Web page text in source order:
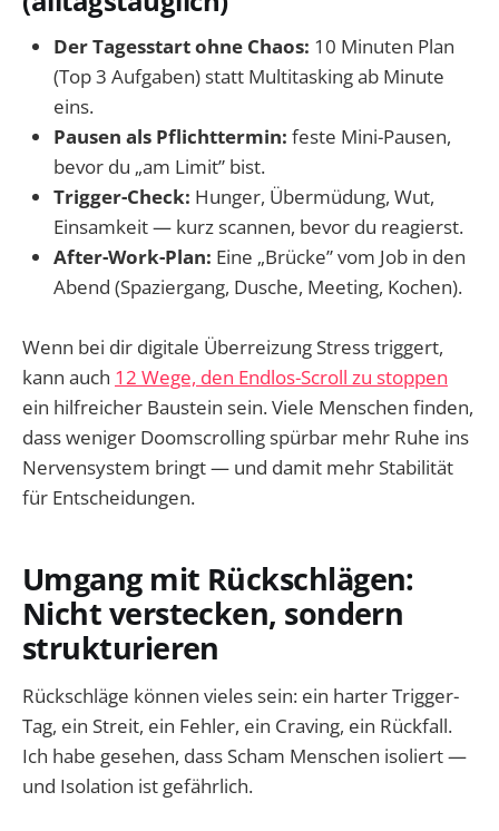
Der Tagesstart ohne Chaos: 10 Minuten Plan
(Top 3 Aufgaben) statt Multitasking ab Minute
eins.
Pausen als Pflichttermin: feste Mini-Pausen,
bevor du „am Limit” bist.
Trigger-Check: Hunger, Übermüdung, Wut,
Einsamkeit — kurz scannen, bevor du reagierst.
After-Work-Plan: Eine „Brücke” vom Job in den
Abend (Spaziergang, Dusche, Meeting, Kochen).
Wenn bei dir digitale Überreizung Stress triggert,
kann auch 12 Wege, den Endlos-Scroll zu stoppen
ein hilfreicher Baustein sein. Viele Menschen finden,
dass weniger Doomscrolling spürbar mehr Ruhe ins
Nervensystem bringt — und damit mehr Stabilität
für Entscheidungen.
Umgang mit Rückschlägen:
Nicht verstecken, sondern
strukturieren
Rückschläge können vieles sein: ein harter Trigger-
Tag, ein Streit, ein Fehler, ein Craving, ein Rückfall.
Ich habe gesehen, dass Scham Menschen isoliert —
und Isolation ist gefährlich.